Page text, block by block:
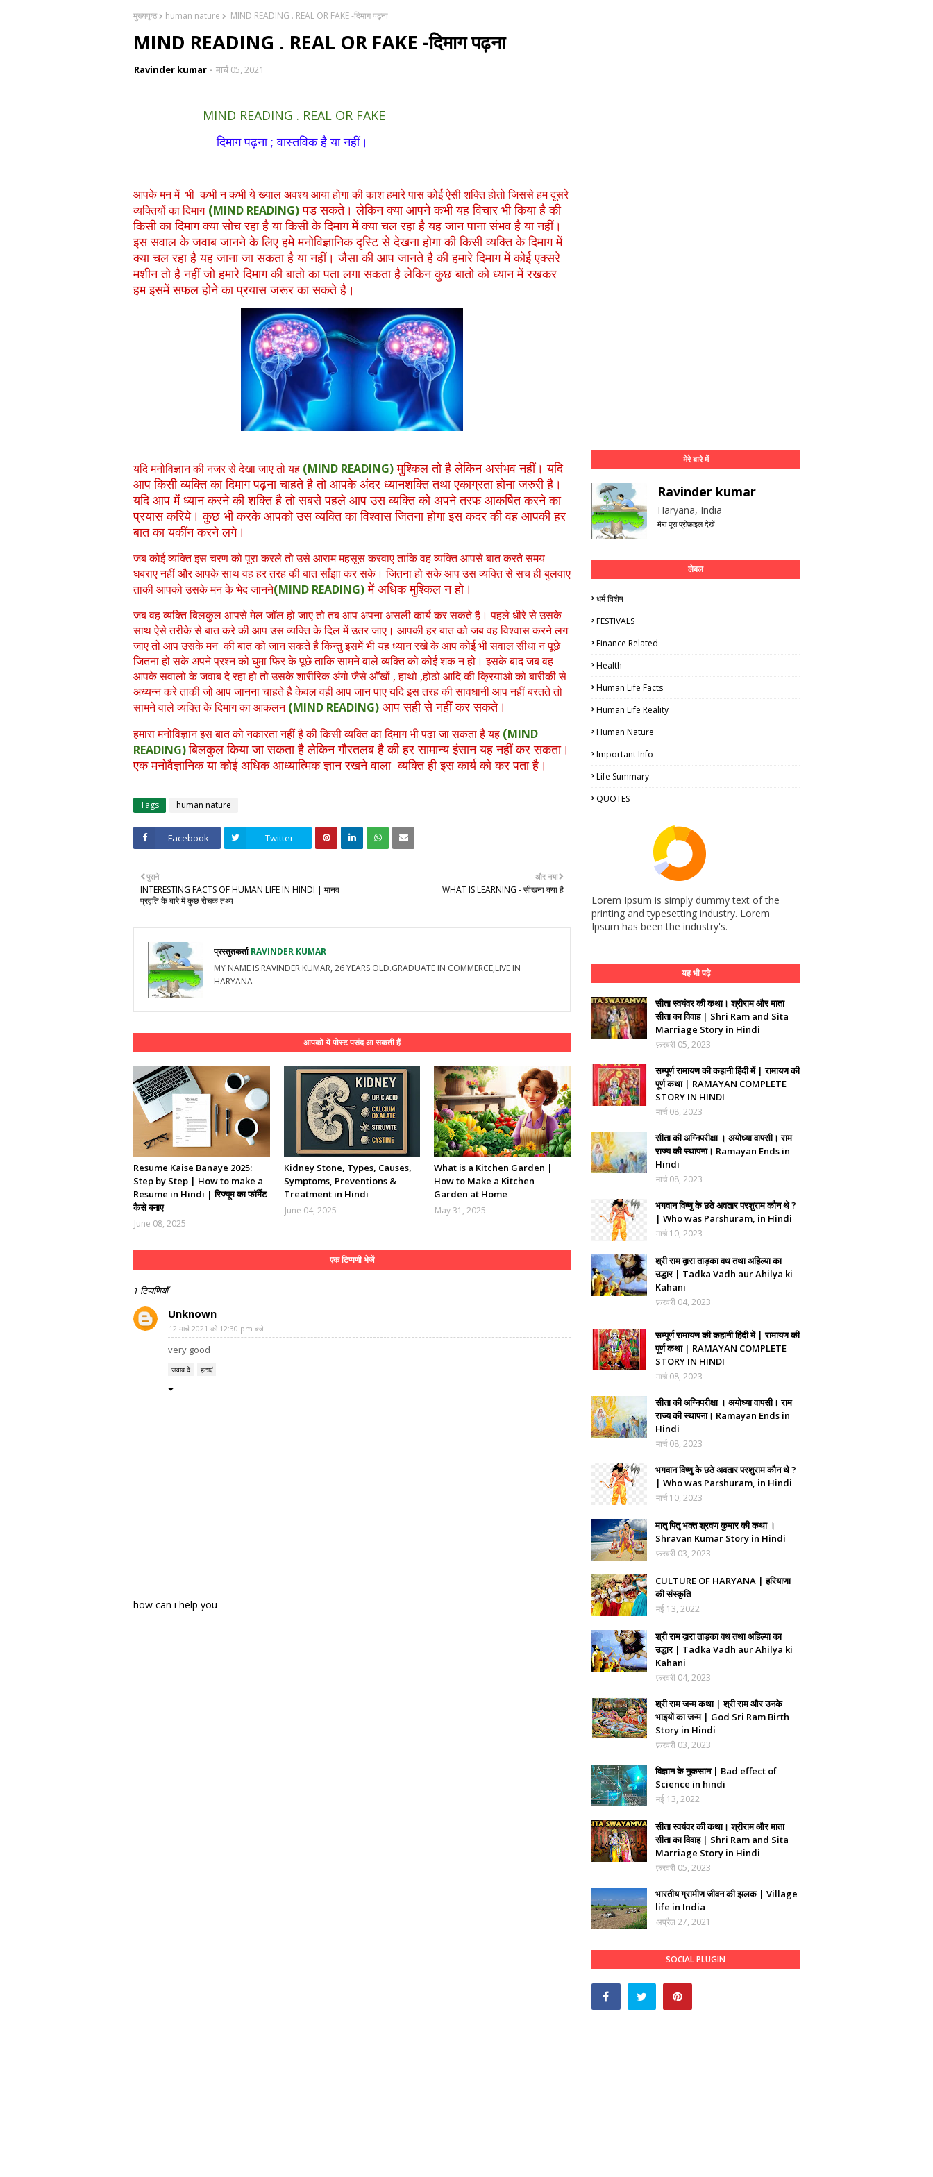
मुख्यपृष्ठ human nature MIND READING . REAL OR FAKE -दिमाग पढ़ना
MIND READING . REAL OR FAKE -दिमाग पढ़ना
Ravinder kumar मार्च 05, 2021
MIND READING . REAL OR FAKE
दिमाग पढ़ना ; वास्तविक है या नहीं।
आपके मन में भी कभी न कभी ये ख्याल अवश्य आया होगा की काश हमारे पास कोई ऐसी शक्ति होतो जिससे हम दूसरे
व्यक्तियों का दिमाग (MIND READING)पड सकते। लेकिन क्या आपने कभी यह विचार भी किया है की
किसी का दिमाग क्या सोच रहा है या किसी के दिमाग में क्या चल रहा है यह जान पाना संभव है या नहीं।
इस सवाल के जवाब जानने के लिए हमे मनोविज्ञानिक दृस्टि से देखना होगा की किसी व्यक्ति के दिमाग में
क्या चल रहा है यह जाना जा सकता है या नहीं। जैसा की आप जानते है की हमारे दिमाग में कोई एक्सरे
मशीन तो है नहीं जो हमारे दिमाग की बातो का पता लगा सकता है लेकिन कुछ बातो को ध्यान में रखकर
हम इसमें सफल होने का प्रयास जरूर का सकते है।
यदि मनोविज्ञान की नजर से देखा जाए तो यह (MIND READING)मुश्किल तो है लेकिन असंभव नहीं। यदि
आप किसी व्यक्ति का दिमाग पढ़ना चाहते है तो आपके अंदर ध्यानशक्ति तथा एकाग्रता होना जरुरी है।
यदि आप में ध्यान करने की शक्ति है तो सबसे पहले आप उस व्यक्ति को अपने तरफ आकर्षित करने का
प्रयास करिये। कुछ भी करके आपको उस व्यक्ति का विश्वास जितना होगा इस कदर की वह आपकी हर
बात का यकींन करने लगे।
जब कोई व्यक्ति इस चरण को पूरा करले तो उसे आराम महसूस करवाए ताकि वह व्यक्ति आपसे बात करते समय
घबराए नहीं और आपके साथ वह हर तरह की बात साँझा कर सके। जितना हो सके आप उस व्यक्ति से सच ही बुलवाए
ताकी आपको उसके मन के भेद जानने(MIND READING)में अधिक मुश्किल न हो।
जब वह व्यक्ति बिलकुल आपसे मेल जॉल हो जाए तो तब आप अपना असली कार्य कर सकते है। पहले धीरे से उसके
साथ ऐसे तरीके से बात करे की आप उस व्यक्ति के दिल में उतर जाए। आपकी हर बात को जब वह विश्वास करने लग
जाए तो आप उसके मन की बात को जान सकते है किन्तु इसमें भी यह ध्यान रखे के आप कोई भी सवाल सीधा न पूछे
जितना हो सके अपने प्रश्न को घुमा फिर के पूछे ताकि सामने वाले व्यक्ति को कोई शक न हो। इसके बाद जब वह
आपके सवालो के जवाब दे रहा हो तो उसके शारीरिक अंगो जैसे आँखों , हाथो ,होठो आदि की क्रियाओ को बारीकी से
अध्यन्न करे ताकी जो आप जानना चाहते है केवल वही आप जान पाए यदि इस तरह की सावधानी आप नहीं बरतते तो
सामने वाले व्यक्ति के दिमाग का आकलन(MIND READING) आप सही से नहीं कर सकते।
हमारा मनोविज्ञान इस बात को नकारता नहीं है की किसी व्यक्ति का दिमाग भी पढ़ा जा सकता है यह (MIND
READING)बिलकुल किया जा सकता है लेकिन गौरतलब है की हर सामान्य इंसान यह नहीं कर सकता।
एक मनोवैज्ञानिक या कोई अधिक आध्यात्मिक ज्ञान रखने वाला व्यक्ति ही इस कार्य को कर पता है।
Tags human nature
Facebook Twitter
और नया
WHAT IS LEARNING - सीखना क्या है
पुराने
INTERESTING FACTS OF HUMAN LIFE IN HINDI | मानव
प्रवृति के बारे में कुछ रोचक तथ्य
प्रस्तुतकर्ताRAVINDER KUMAR
MY NAME IS RAVINDER KUMAR, 26 YEARS OLD.GRADUATE IN COMMERCE,LIVE IN
HARYANA
आपको ये पोस्ट पसंद आ सकती हैं
Resume Kaise Banaye 2025:
Step by Step | How to make a
Resume in Hindi | रिज्यूम का फॉर्मेट
कैसे बनाए
June 08, 2025
Kidney Stone, Types, Causes,
Symptoms, Preventions &
Treatment in Hindi
June 04, 2025
What is a Kitchen Garden |
How to Make a Kitchen
Garden at Home
May 31, 2025
एक टिप्पणी भेजें
1 टिप्पणियाँ
Unknown
12 मार्च 2021 को 12:30 pm बजे
very good
जवाब दें हटाएं
how can i help you
मेरे बारे में
Ravinder kumar
Haryana, India
मेरा पूरा प्रोफ़ाइल देखें
लेबल
धर्म विशेष
FESTIVALS
Finance Related
Health
Human Life Facts
Human Life Reality
Human Nature
Important Info
Life Summary
QUOTES
Lorem Ipsum is simply dummy text of the
printing and typesetting industry. Lorem
Ipsum has been the industry's.
यह भी पढ़े
सीता स्वयंवर की कथा। श्रीराम और माता
सीता का विवाह | Shri Ram and Sita
Marriage Story in Hindi
फ़रवरी 05, 2023
सम्पूर्ण रामायण की कहानी हिंदी में | रामायण की
पूर्ण कथा | RAMAYAN COMPLETE
STORY IN HINDI
मार्च 08, 2023
सीता की अग्निपरीक्षा । अयोध्या वापसी। राम
राज्य की स्थापना। Ramayan Ends in
Hindi
मार्च 08, 2023
भगवान विष्णु के छठे अवतार परशुराम कौन थे ?
| Who was Parshuram, in Hindi
मार्च 10, 2023
श्री राम द्वारा ताड़का वध तथा अहिल्या का
उद्धार | Tadka Vadh aur Ahilya ki
Kahani
फ़रवरी 04, 2023
सम्पूर्ण रामायण की कहानी हिंदी में | रामायण की
पूर्ण कथा | RAMAYAN COMPLETE
STORY IN HINDI
मार्च 08, 2023
सीता की अग्निपरीक्षा । अयोध्या वापसी। राम
राज्य की स्थापना। Ramayan Ends in
Hindi
मार्च 08, 2023
भगवान विष्णु के छठे अवतार परशुराम कौन थे ?
| Who was Parshuram, in Hindi
मार्च 10, 2023
मातृ पितृ भक्त श्रवण कुमार की कथा ।
Shravan Kumar Story in Hindi
फ़रवरी 03, 2023
CULTURE OF HARYANA | हरियाणा
की संस्कृति
मई 13, 2022
श्री राम द्वारा ताड़का वध तथा अहिल्या का
उद्धार | Tadka Vadh aur Ahilya ki
Kahani
फ़रवरी 04, 2023
श्री राम जन्म कथा | श्री राम और उनके
भाइयों का जन्म | God Sri Ram Birth
Story in Hindi
फ़रवरी 03, 2023
विज्ञान के नुकसान | Bad effect of
Science in hindi
मई 13, 2022
सीता स्वयंवर की कथा। श्रीराम और माता
सीता का विवाह | Shri Ram and Sita
Marriage Story in Hindi
फ़रवरी 05, 2023
भारतीय ग्रामीण जीवन की झलक | Village
life in India
अप्रैल 27, 2021
SOCIAL PLUGIN